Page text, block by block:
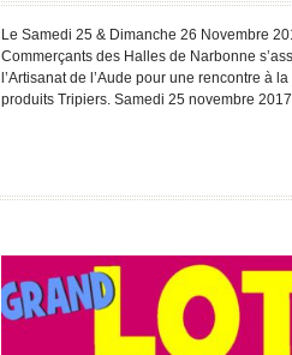
Le Samedi 25 & Dimanche 26 Novembre
Commerçants des Halles de Narbonne
l’Artisanat de l’Aude pour une rencontre à
produits Tripiers. Samedi 25 novembre